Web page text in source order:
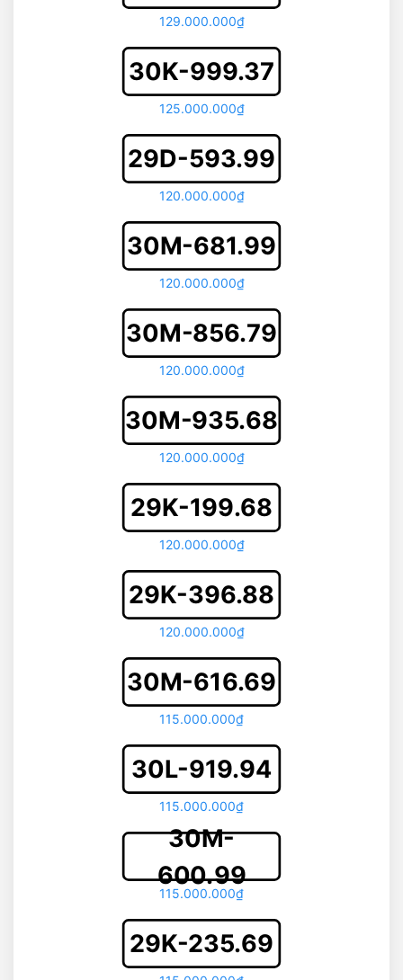
129.000.000₫
30K-999.37
125.000.000₫
29D-593.99
120.000.000₫
30M-681.99
120.000.000₫
30M-856.79
120.000.000₫
30M-935.68
120.000.000₫
29K-199.68
120.000.000₫
29K-396.88
120.000.000₫
30M-616.69
115.000.000₫
30L-919.94
115.000.000₫
30M-
600.99
115.000.000₫
29K-235.69